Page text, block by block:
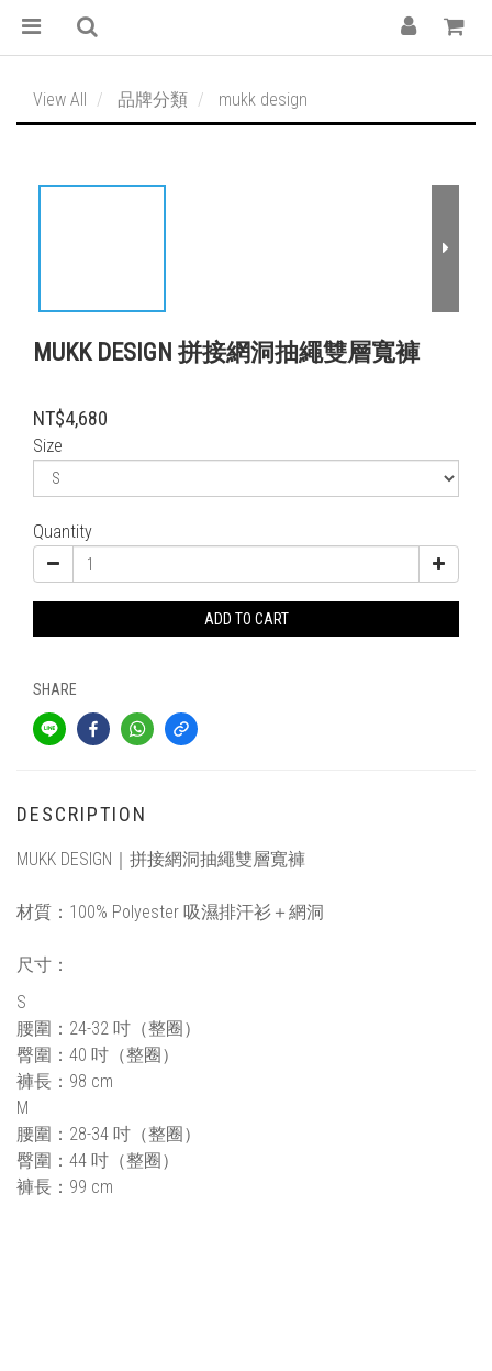
View All 品牌分類 mukk design
MUKK DESIGN 拼接網洞抽繩雙層寬褲
NT$4,680
Size
Quantity
ADD TO CART
SHARE
DESCRIPTION
MUKK DESIGN｜ 拼接網洞抽繩雙層寬褲
材質： 100% Polyester 吸濕排汗衫＋網洞
尺寸 ：
S
腰圍：24-32 吋 （整圈）
臀圍：40 吋 （整圈）
褲長：98 cm
M
腰圍：28-34 吋 （整圈）
臀圍：44 吋 （整圈）
褲長：99 cm